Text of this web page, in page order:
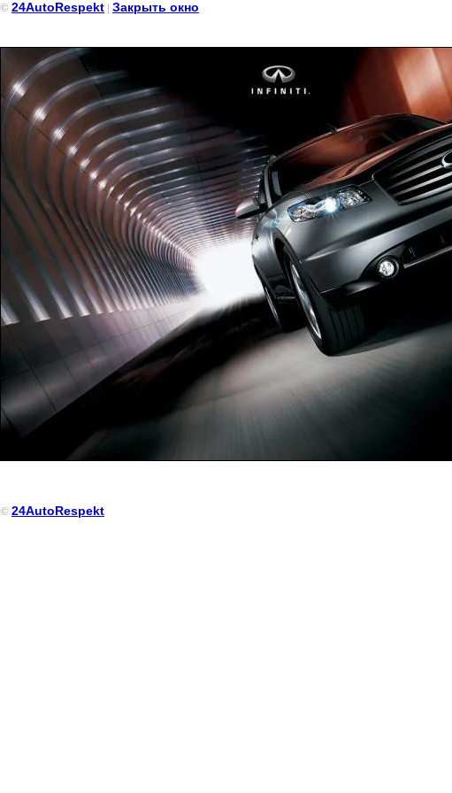
© 24AutoRespekt | Закрыть окно
© 24AutoRespekt